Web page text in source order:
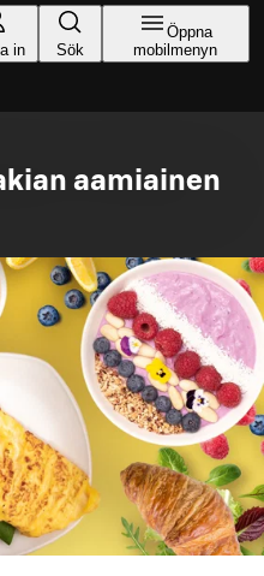
in Sök
Öppna
mobilmenyn
aamiainen